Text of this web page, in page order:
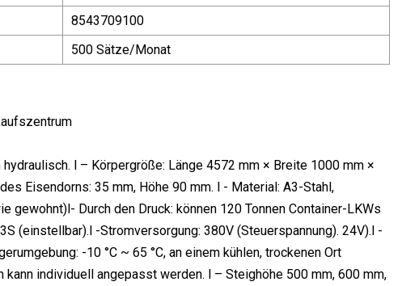
8543709100
500 Sätze/Monat
l – Körpergröße: Länge 4572 mm × Breite 1000 mm ×
Eisendorns: 35 mm, Höhe 90 mm. l - Material: A3-Stahl,
Durch den Druck: können 120 Tonnen Container-LKWs
(einstellbar).l -Stromversorgung: 380V (Steuerspannung). 24V).l -
-10 °C ~ 65 °C, an einem kühlen, trockenen Ort
individuell angepasst werden. l – Steighöhe 500 mm, 600 mm,